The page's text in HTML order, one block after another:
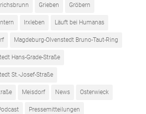
Grieben Gröbern
Irxleben Läuft bei Humanas
Magdeburg-Olvenstedt Bruno-Taut-Ring
Hans-Grade-Straße
St.-Josef-Straße
Meisdorf News Osterwieck
Pressemitteilungen